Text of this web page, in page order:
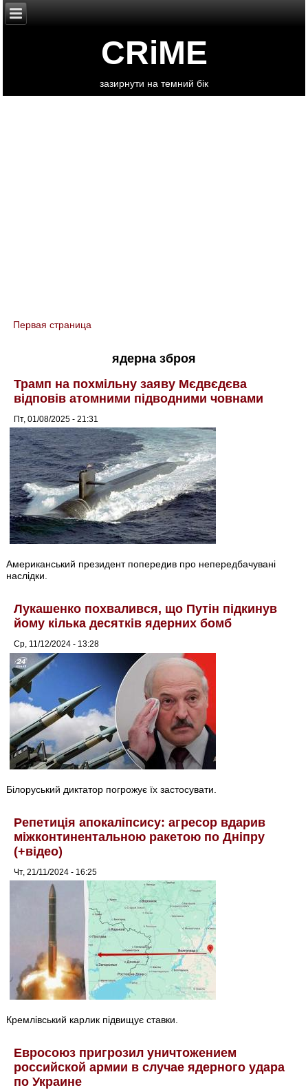
CRiME
зазирнути на темний бік
You are here
Первая страница
ядерна зброя
Трамп на похмільну заяву Мєдвєдєва
відповів атомними підводними човнами
Пт, 01/08/2025 - 21:31
Американський президент попередив про непередбачувані
наслідки.
Лукашенко похвалився, що Путін підкинув
йому кілька десятків ядерних бомб
Ср, 11/12/2024 - 13:28
Білоруський диктатор погрожує їх застосувати.
Репетиція апокаліпсису: агресор вдарив
міжконтинентальною ракетою по Дніпру
(+відео)
Чт, 21/11/2024 - 16:25
Кремлівський карлик підвищує ставки.
Евросоюз пригрозил уничтожением
российской армии в случае ядерного удара
по Украине